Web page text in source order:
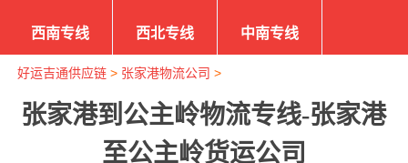
西南专线 西北专线 中南专线
好运吉通供应链> 张家港物流公司 >
张家港到公主岭物流专线-张家港
至公主岭货运公司